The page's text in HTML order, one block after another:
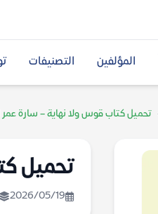
المؤلفين التصنيفات
تحميل كتاب قوس ولا نهاية – سارة عمر
تحميل
2026/05/19